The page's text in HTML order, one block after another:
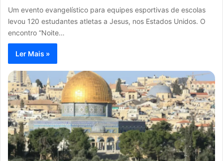
Um evento evangelístico para equipes esportivas de escolas
levou 120 estudantes atletas a Jesus, nos Estados Unidos. O
encontro “Noite…
Ler Mais »